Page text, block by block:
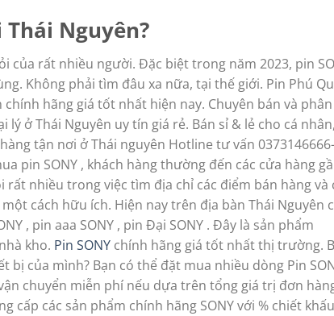
Thái Nguyên?
của rất nhiều người. Đặc biệt trong năm 2023, pin
Không phải tìm đâu xa nữa, tại thế giới. Pin Phú
hãng giá tốt nhất hiện nay. Chuyên bán và phân
lý ở Thái Nguyên uy tín giá rẻ. Bán sỉ & lẻ cho cá
tận nơi ở Thái nguyên Hotline tư vấn 0373146666-
pin SONY , khách hàng thường đến các cửa hàng
rất nhiều trong việc tìm địa chỉ các điểm bán hàng và
cách hữu ích. Hiện nay trên địa bàn Thái Nguyên
, pin aaa SONY , pin Đại SONY . Đây là sản phẩm
kho. Pin SONY chính hãng giá tốt nhất thị trường.
của mình? Bạn có thể đặt mua nhiều dòng Pin
chuyển miễn phí nếu dựa trên tổng giá trị đơn
cấp các sản phẩm chính hãng SONY với % chiết khấu